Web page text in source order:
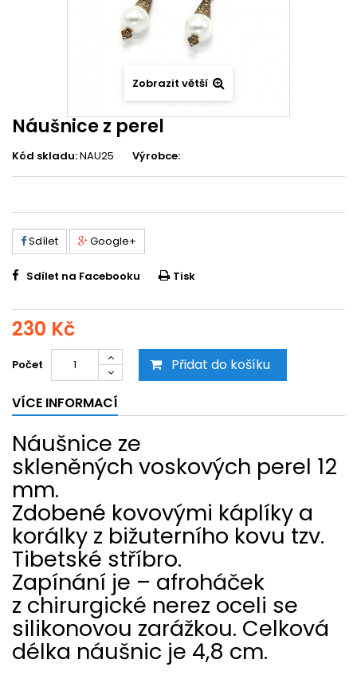
Zobrazit větší
Náušnice z perel
Kód skladu:NAU25 Výrobce:
Sdílet Google+
Sdílet na Facebooku Tisk
230 Kč
Počet Přidat do košíku
VÍCE INFORMACÍ
Náušnice ze
skleněných voskových perel 12
mm.
Zdobené kovovými káplíky a
korálky z bižuterního kovu tzv.
Tibetské stříbro.
Zapínání je – afroháček
z chirurgické nerez oceli se
silikonovou zarážkou. Celková
délka náušnic je 4,8 cm.